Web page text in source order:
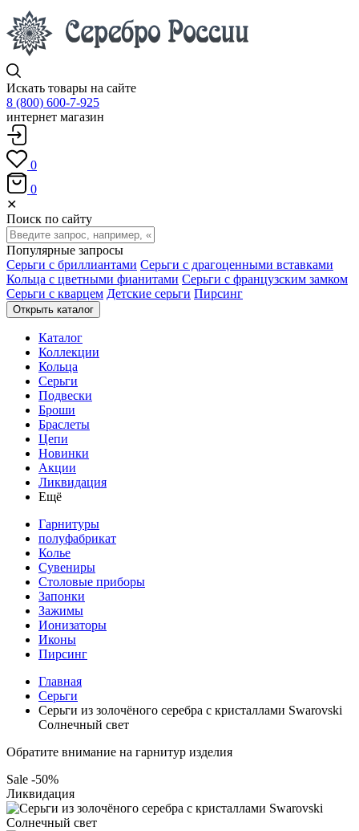
Искать товары на сайте
8 (800) 600-7-925
интернет магазин
0
0
✕
Поиск по сайту
Популярные запросы
Серьги с бриллиантами Серьги с драгоценными вставками
Кольца с цветными фианитами Серьги с французским замком
Серьги с кварцем Детские серьги Пирсинг
Открыть каталог
Каталог
Коллекции
Кольца
Серьги
Подвески
Броши
Браслеты
Цепи
Новинки
Акции
Ликвидация
Ещё
Гарнитуры
полуфабрикат
Колье
Сувениры
Столовые приборы
Запонки
Зажимы
Ионизаторы
Иконы
Пирсинг
Главная
Серьги
Серьги из золочёного серебра с кристаллами Swarovski
Солнечный свет
Обратите внимание на гарнитур изделия
Sale -50%
Ликвидация